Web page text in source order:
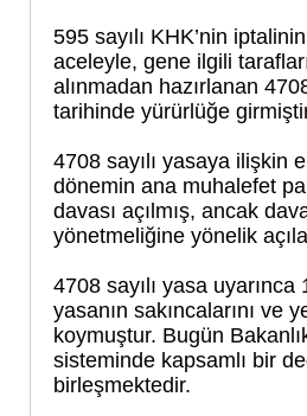
595 sayılı KHK’nin
aceleyle, gene ilgili
alınmadan hazırlanan
tarihinde yürürlüğe
4708 sayılı yasaya ilişkin
dönemin ana muhalefet
davası açılmış, ancak
yönetmeliğine yönelik
4708 sayılı yasa
yasanın sakıncalarını ve
koymuştur. Bugün
sisteminde kapsamlı bir
birleşmektedir.